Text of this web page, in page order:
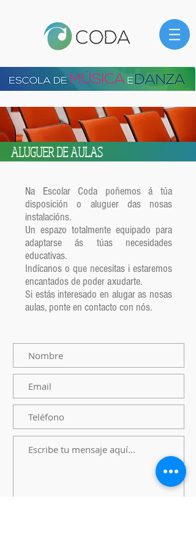
ALUGUER DE AULAS
Na Escolar Coda poñemos á túa
disposición o aluguer das nosas
instalacións.
Un espazo totalmente equipado para
adaptarse ás túas necesidades
educativas.
Indícanos o que necesitas i estaremos
encantados de poder axudarte.
Si estás interesado en alugar as nosas
aulas, ponte en contacto con nós.